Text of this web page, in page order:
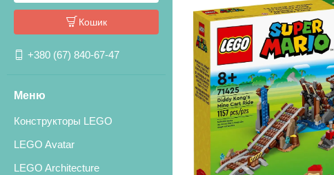
Кошик
+380 (67) 840-67-47
Конструкторы LEGO
LEGO Avatar
LEGO Architecture